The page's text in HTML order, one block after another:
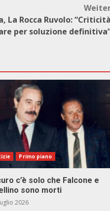
La Rocca Ruvolo:
per soluzione
Primo piano
c’è solo che Falcone e
sono morti
2026